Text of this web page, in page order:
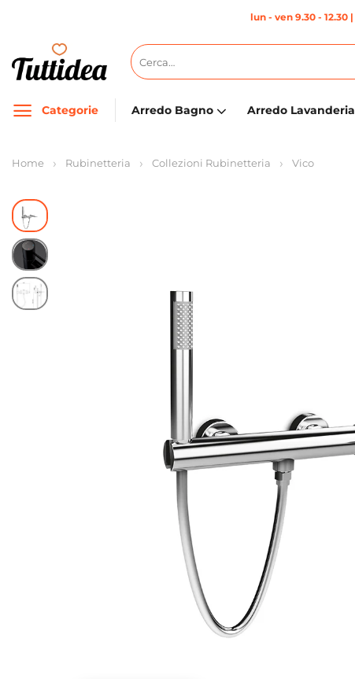
contenuti
lun - ven 9.30 - 12.30 |
Cerca:
Categorie Arredo Bagno Arredo Lavanderia
Home Rubinetteria Collezioni Rubinetteria Vico